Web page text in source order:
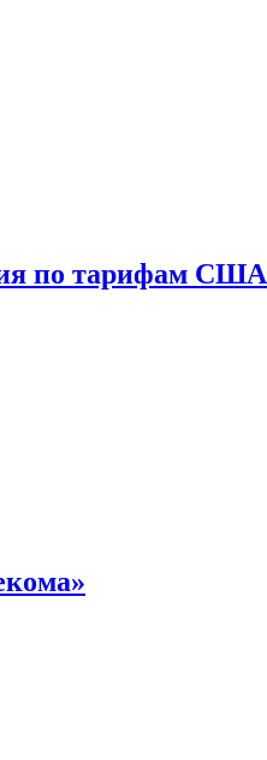
по тарифам США